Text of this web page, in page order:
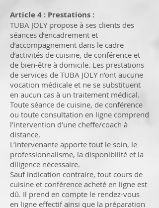
Article 4 : Prestations :
TUBA JOLY propose à ses clients des
séances d’encadrement et
d’accompagnement dans le cadre
d’activités de cuisine, de conférence et
de bien-être à domicile. Les prestations
de services de TUBA JOLY n’ont aucune
vocation médicale et ne se substituent
en aucun cas à un traitement médical.
Toute séance de cuisine, de conférence
ou toute consultation en ligne comprend
l’intervention d’une cheffe/coach à
distance.
L’intervenante apporte tout le soin, le
professionnalisme, la disponibilité et la
diligence nécessaire.
Sauf indication contraire, tout cours de
cuisine et conférence acheté en ligne est
dû. Il prend en compte le rendez-vous
en ligne effectif ainsi que la préparation